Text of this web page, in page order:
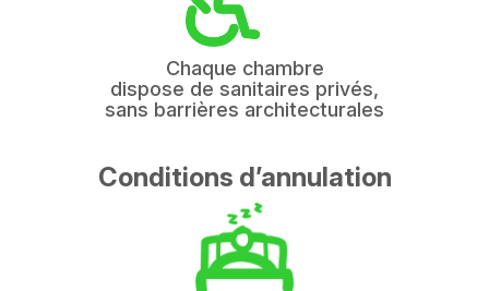
Chaque chambre
dispose de sanitaires privés,
sans barrières architecturales
Conditions d’annulation